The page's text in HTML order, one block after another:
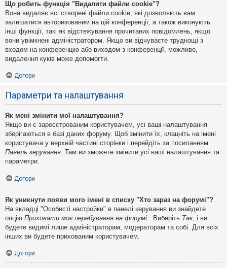
Що робить функція "Видалити файли cookie"?
Вона видаляє всі створені файли cookie, які дозволяють вам
залишатися авторизованим на цій конференції, а також виконують
інші функції, такі як відстежування прочитаних повідомлень, якщо
вони увімкнені адміністратором. Якщо ви відчуваєте труднощі з
входом на конференцію або виходом з конференції, можливо,
видалення куків може допомогти.
Догори
Параметри та налаштування
Як мені змінити мої налаштування?
Якщо ви є зареєстрованим користувачем, усі ваші налаштування
зберігаються в базі даних форуму. Щоб змінити їх, клацніть на імені
користувача у верхній частині сторінки і перейдіть за посиланням
Панель керування . Там ви зможете змінити усі ваші налаштування та
параметри.
Догори
Як уникнути появи мого імені в списку "Хто зараз на форумі"?
На вкладці "Особисті настройки" в панелі керування ви знайдете
опцію Приховати моє перебування на форумі . Виберіть Так, і ви
будете видимі лише адміністраторам, модераторам та собі. Для всіх
інших ви будете прихованим користувачем.
Догори